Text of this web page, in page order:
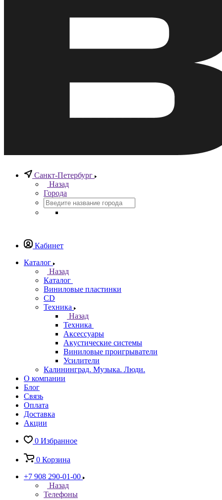
Санкт-Петербург
Назад
Города
Кабинет
Каталог
Назад
Каталог
Виниловые пластинки
CD
Техника
Назад
Техника
Аксессуары
Акустические системы
Виниловые проигрыватели
Усилители
Калининград. Музыка. Люди.
О компании
Блог
Связь
Оплата
Доставка
Акции
0 Избранное
0 Корзина
+7 908 290-01-00
Назад
Телефоны